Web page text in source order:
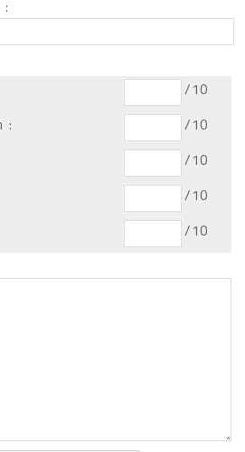
/10
:
/10
/10
/10
/10